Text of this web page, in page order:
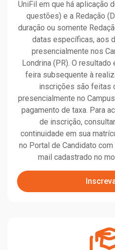
UniFil em que há aplicação
questões) e a Redação
duração ou somente
datas específicas, aos
presencialmente nos
Londrina (PR). O
feira subsequente à
inscrições são feitas
presencialmente no
pagamento de taxa. Para
de inscrição,
continuidade em sua
no Portal de Candidato
mail cadastrado no